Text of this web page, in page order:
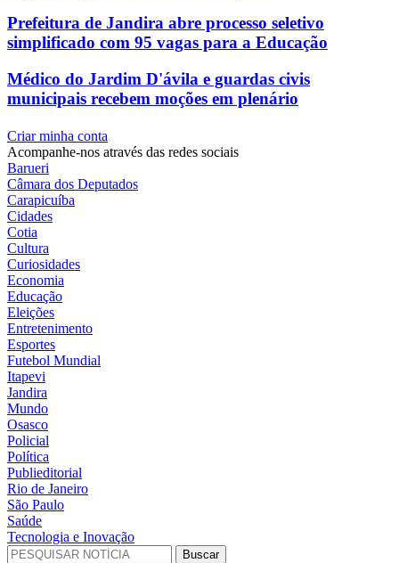
Prefeitura de Jandira abre processo seletivo
simplificado com 95 vagas para a Educação
Médico do Jardim D'ávila e guardas civis
municipais recebem moções em plenário
Criar minha conta
Acompanhe-nos através das redes sociais
Barueri
Câmara dos Deputados
Carapicuíba
Cidades
Cotia
Cultura
Curiosidades
Economia
Educação
Eleições
Entretenimento
Esportes
Futebol Mundial
Itapevi
Jandira
Mundo
Osasco
Policial
Política
Publieditorial
Rio de Janeiro
São Paulo
Saúde
Tecnologia e Inovação